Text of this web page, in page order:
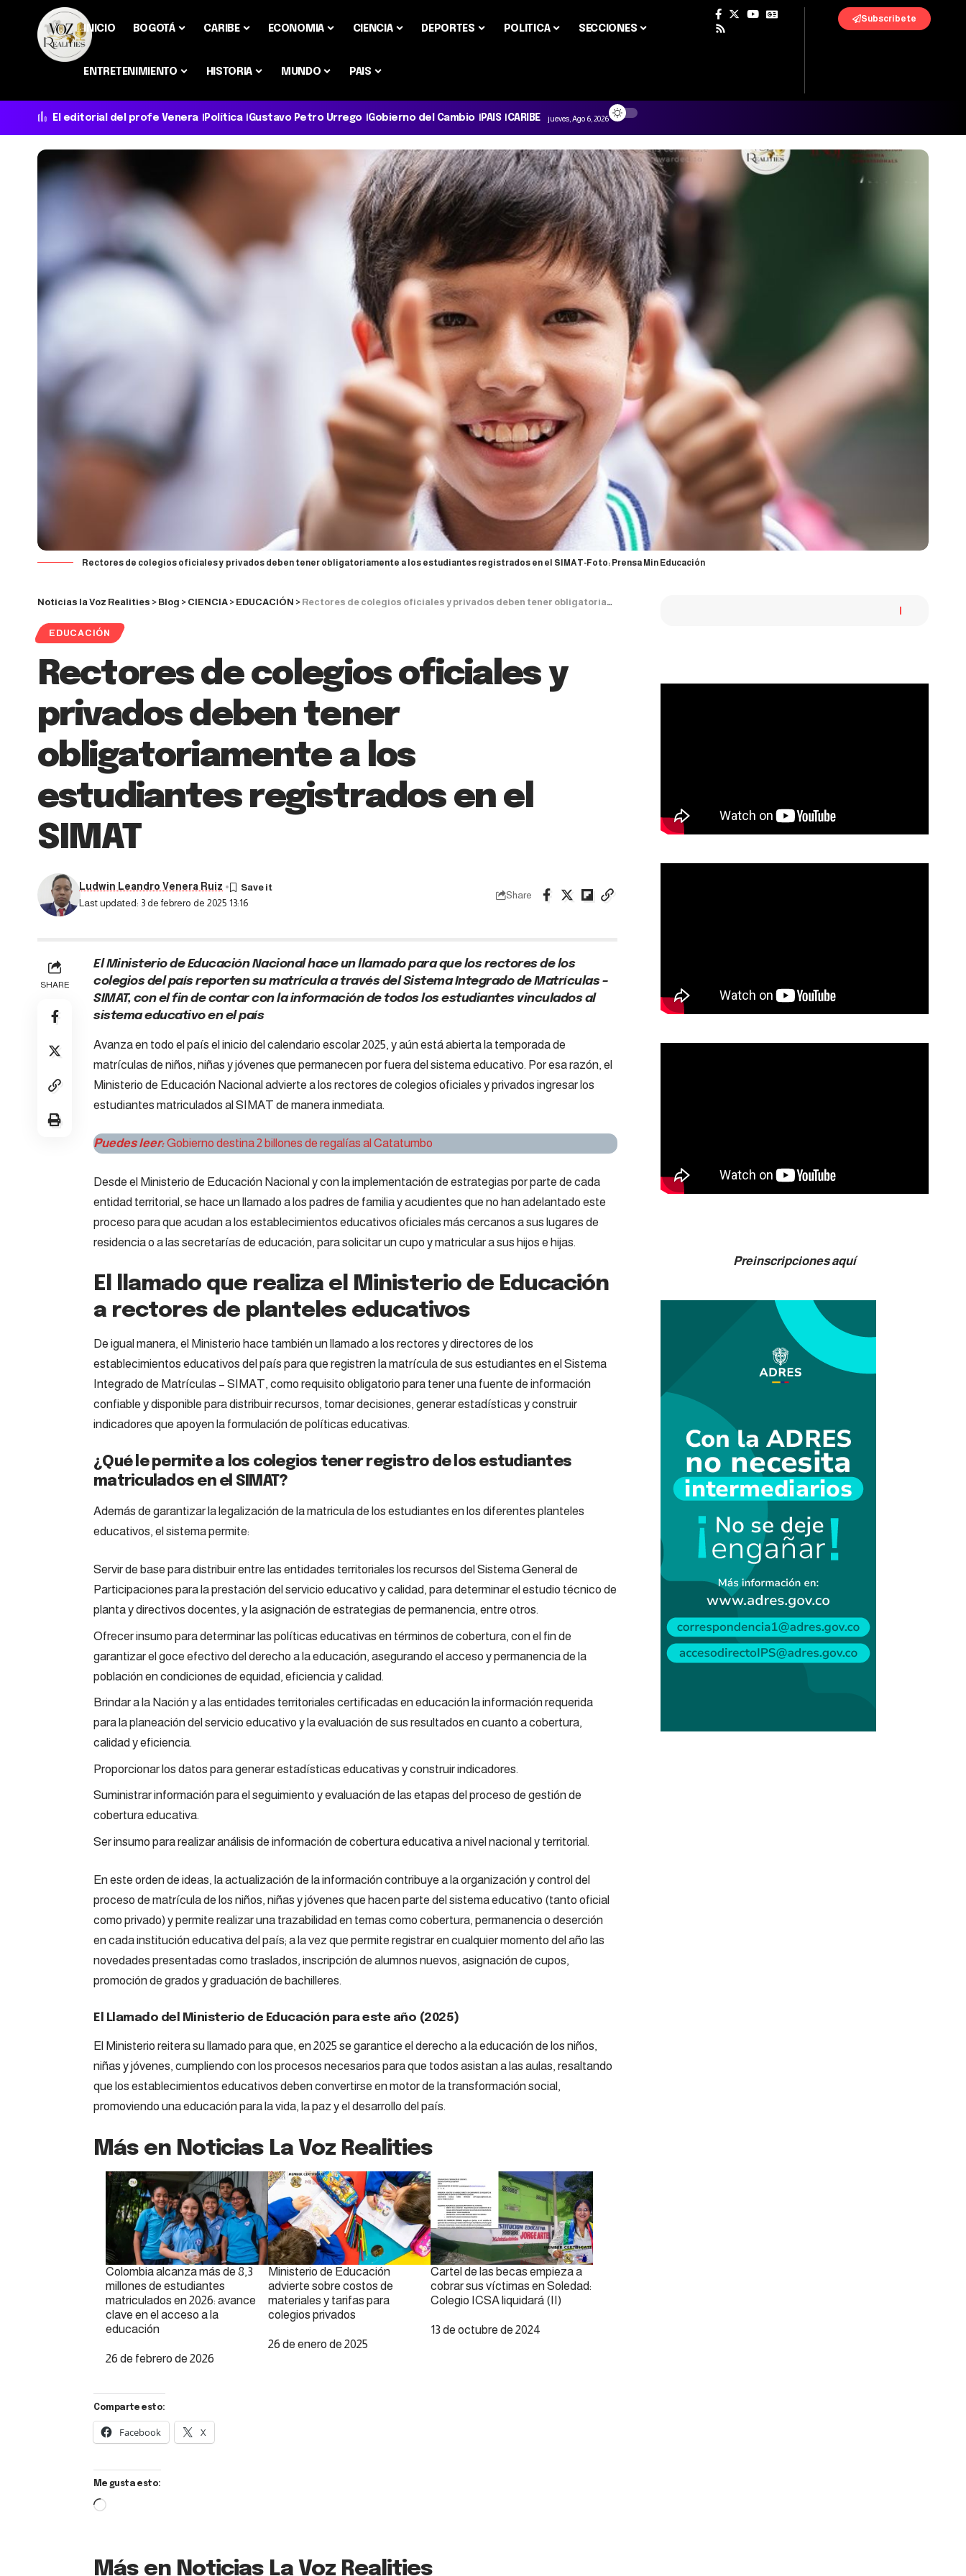
INICIO BOGOTÁ CARIBE ECONOMIA CIENCIA DEPORTES POLITICA SECCIONES
ENTRETENIMIENTO HISTORIA MUNDO PAIS
Subscribete
El editorial del profe Venera Política Gustavo Petro Urrego Gobierno del Cambio PAIS CARIBE jueves, Ago 6, 2026
Rectores de colegios oficiales y privados deben tener obligatoriamente a los estudiantes registrados en el SIMAT-Foto: Prensa Min Educación
Noticias la Voz Realities > Blog > CIENCIA > EDUCACIÓN > Rectores de colegios oficiales y privados deben tener obligatoriamente a los estudiantes registrados en el SIMAT
EDUCACIÓN
Rectores de colegios oficiales y
privados deben tener
obligatoriamente a los
estudiantes registrados en el
SIMAT
Last updated: 3 de febrero de 2025 13:16
Ludwin Leandro Venera Ruiz
Share
SHARE
El Ministerio de Educación Nacional hace un llamado para que los rectores de los
colegios del país reporten su matrícula a través del Sistema Integrado de Matrículas –
SIMAT, con el fin de contar con la información de todos los estudiantes vinculados al
sistema educativo en el país
Avanza en todo el país el inicio del calendario escolar 2025, y aún está abierta la temporada de
matrículas de niños, niñas y jóvenes que permanecen por fuera del sistema educativo. Por esa razón, el
Ministerio de Educación Nacional advierte a los rectores de colegios oficiales y privados ingresar los
estudiantes matriculados al SIMAT de manera inmediata.
Puedes leer:Gobierno destina 2 billones de regalías al Catatumbo
Desde el Ministerio de Educación Nacional y con la implementación de estrategias por parte de cada
entidad territorial, se hace un llamado a los padres de familia y acudientes que no han adelantado este
proceso para que acudan a los establecimientos educativos oficiales más cercanos a sus lugares de
residencia o a las secretarías de educación, para solicitar un cupo y matricular a sus hijos e hijas.
El llamado que realiza el Ministerio de Educación
a rectores de planteles educativos
De igual manera, el Ministerio hace también un llamado a los rectores y directores de los
establecimientos educativos del país para que registren la matrícula de sus estudiantes en el Sistema
Integrado de Matrículas – SIMAT, como requisito obligatorio para tener una fuente de información
confiable y disponible para distribuir recursos, tomar decisiones, generar estadísticas y construir
indicadores que apoyen la formulación de políticas educativas.
¿Qué le permite a los colegios tener registro de los estudiantes
matriculados en el SIMAT?
Además de garantizar la legalización de la matricula de los estudiantes en los diferentes planteles
educativos, el sistema permite:
Servir de base para distribuir entre las entidades territoriales los recursos del Sistema General de
Participaciones para la prestación del servicio educativo y calidad, para determinar el estudio técnico de
planta y directivos docentes, y la asignación de estrategias de permanencia, entre otros.
Ofrecer insumo para determinar las políticas educativas en términos de cobertura, con el fin de
garantizar el goce efectivo del derecho a la educación, asegurando el acceso y permanencia de la
población en condiciones de equidad, eficiencia y calidad.
Brindar a la Nación y a las entidades territoriales certificadas en educación la información requerida
para la planeación del servicio educativo y la evaluación de sus resultados en cuanto a cobertura,
calidad y eficiencia.
Proporcionar los datos para generar estadísticas educativas y construir indicadores.
Suministrar información para el seguimiento y evaluación de las etapas del proceso de gestión de
cobertura educativa.
Ser insumo para realizar análisis de información de cobertura educativa a nivel nacional y territorial.
En este orden de ideas, la actualización de la información contribuye a la organización y control del
proceso de matrícula de los niños, niñas y jóvenes que hacen parte del sistema educativo (tanto oficial
como privado) y permite realizar una trazabilidad en temas como cobertura, permanencia o deserción
en cada institución educativa del país; a la vez que permite registrar en cualquier momento del año las
novedades presentadas como traslados, inscripción de alumnos nuevos, asignación de cupos,
promoción de grados y graduación de bachilleres.
El Llamado del Ministerio de Educación para este año (2025)
El Ministerio reitera su llamado para que, en 2025 se garantice el derecho a la educación de los niños,
niñas y jóvenes, cumpliendo con los procesos necesarios para que todos asistan a las aulas, resaltando
que los establecimientos educativos deben convertirse en motor de la transformación social,
promoviendo una educación para la vida, la paz y el desarrollo del país.
Más en Noticias La Voz Realities
Colombia alcanza más de 8,3
millones de estudiantes
matriculados en 2026: avance
clave en el acceso a la
educación
Fecha
26 de febrero de 2026
Ministerio de Educación
advierte sobre costos de
materiales y tarifas para
colegios privados
Fecha
26 de enero de 2025
Cartel de las becas empieza a
cobrar sus víctimas en Soledad:
Colegio ICSA liquidará (II)
Fecha
13 de octubre de 2024
Comparte esto:
Facebook X
Me gusta esto:
Más en Noticias La Voz Realities
Preinscripciones aquí